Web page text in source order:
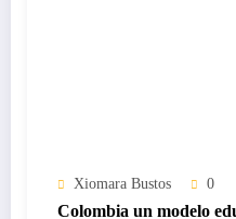
Xiomara Bustos 0
Colombia un modelo